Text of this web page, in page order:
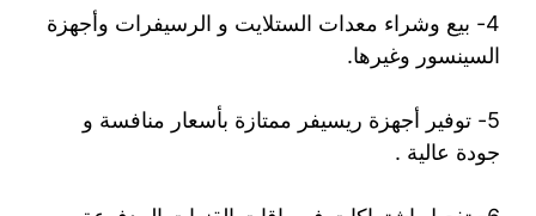
4- بيع وشراء معدات الستلايت و الرسيفرات وأجهزة
السينسور وغيرها.
5- توفير أجهزة ريسيفر ممتازة بأسعار منافسة و
جودة عالية .